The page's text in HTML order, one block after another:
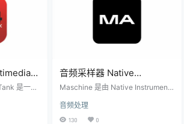
/
是一款
丰富的
理工
音频采样器 Native
Instruments Maschine
·R2715】
Maschine 是由 Native Instruments
集硬件与软件于一体，支持独立运
行或作为 AU/VST/RTAS 插件与其
音频处理
130 0